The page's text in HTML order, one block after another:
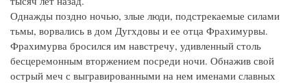
Однажды поздно ночью, злые люди, подстрекаемые силами
тьмы, ворвались в дом Дугхдовы и ее отца Фрахимурвы.
Фрахимурва бросился им навстречу, удивленный столь
бесцеремонным вторжением посреди ночи. Обнажив свой
острый меч с выгравированными на нем именами славных